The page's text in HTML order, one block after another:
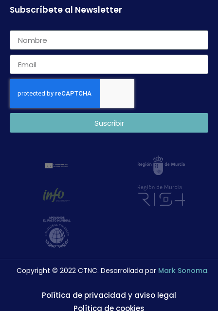
Subscríbete al Newsletter
Suscribir
Copyright © 2022 CTNC. Desarrollada por Mark Sonoma.
Política de privacidad y aviso legal
Política de cookies